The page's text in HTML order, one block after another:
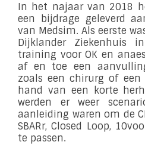
In het najaar van 2018
een bijdrage geleverd
van Medsim. Als eerste
Dijklander Ziekenhuis
training voor OK en
af en toe een
zoals een chirurg of een
hand van een korte
werden er weer
aanleiding waren om de
SBARr, Closed Loop,
te passen.